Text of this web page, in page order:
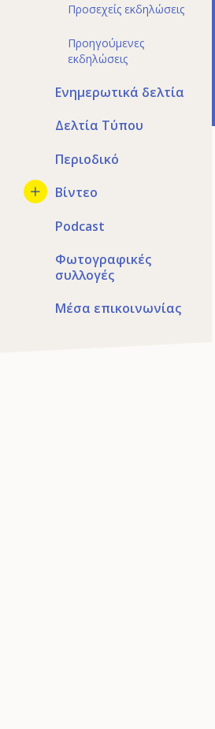
Προσεχείς εκδηλώσεις
Προηγούμενες
εκδηλώσεις
Ενημερωτικά δελτία
Δελτία Τύπου
Περιοδικό
Βίντεο
Podcast
Φωτογραφικές
συλλογές
Μέσα επικοινωνίας